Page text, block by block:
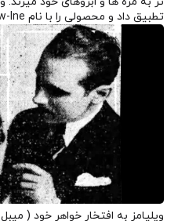
تطبیق داد و محصولی را با نام Lash-Brow-Ine تولید کرد.
ویلیامز به افتخار خواهر خود (